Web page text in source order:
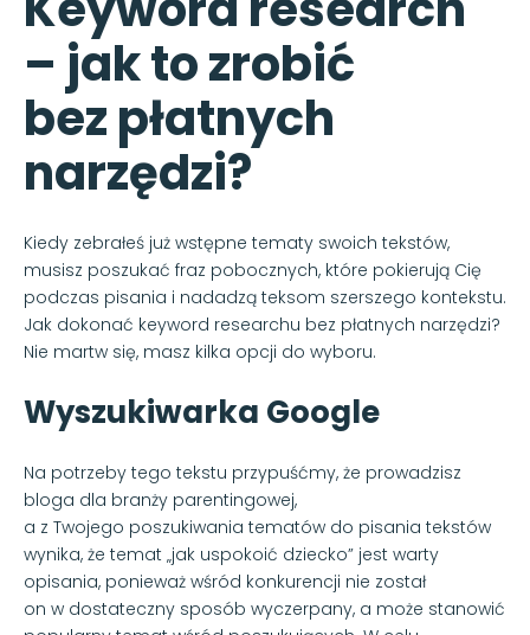
– jak to zrobić
bez płatnych
narzędzi?
Kiedy zebrałeś już wstępne tematy swoich tekstów,
musisz poszukać fraz pobocznych, które pokierują Cię
podczas pisania i nadadzą teksom szerszego kontekstu.
Jak dokonać keyword researchu bez płatnych narzędzi?
Nie martw się, masz kilka opcji do wyboru.
Wyszukiwarka Google
Na potrzeby tego tekstu przypuśćmy, że prowadzisz
bloga dla branży parentingowej,
a z Twojego poszukiwania tematów do pisania tekstów
wynika, że temat „jak uspokoić dziecko” jest warty
opisania, ponieważ wśród konkurencji nie został
on w dostateczny sposób wyczerpany, a może stanowić